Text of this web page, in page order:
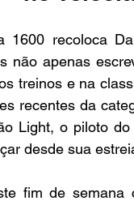
1600 recoloca
não apenas
treinos e na
recentes da
Light, o piloto
desde sua
fim de semana